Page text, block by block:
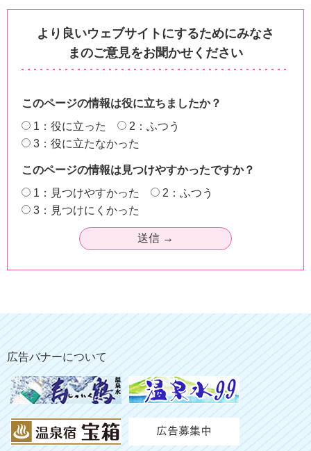
より良いウェブサイトにするためにみなさ
まのご意見をお聞かせください
このページの情報は役に立ちましたか？
1：役に立った
2：ふつう
3：役に立たなかった
このページの情報は見つけやすかったですか？
1：見つけやすかった
2：ふつう
3：見つけにくかった
広告バナーについて